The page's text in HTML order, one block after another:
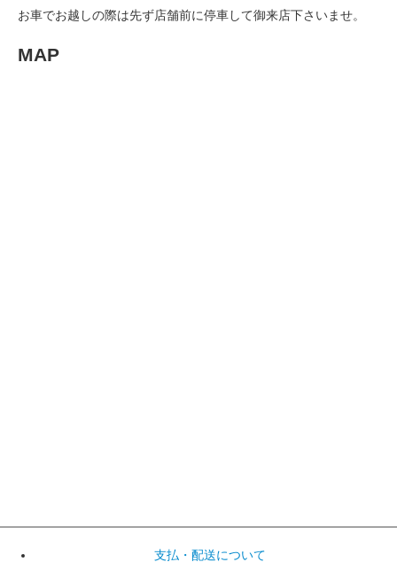
お車でお越しの際は先ず店舗前に停車して御来店下さいませ。
MAP
支払・配送について